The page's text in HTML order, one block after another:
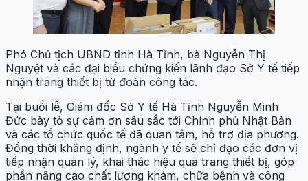
Phó Chủ tịch UBND tỉnh Hà Tĩnh, bà Nguyễn Thị
Nguyệt và các đại biểu chứng kiến lãnh đạo Sở Y tế tiếp
nhận trang thiết bị từ đoàn công tác.
Tại buổi lễ, Giám đốc Sở Y tế Hà Tĩnh Nguyễn Minh
Đức bày tỏ sự cảm ơn sâu sắc tới Chính phủ Nhật Bản
và các tổ chức quốc tế đã quan tâm, hỗ trợ địa phương.
Đồng thời khẳng định, ngành y tế sẽ chỉ đạo các đơn vị
tiếp nhận quản lý, khai thác hiệu quả trang thiết bị, góp
phần nâng cao chất lượng khám, chữa bệnh và công